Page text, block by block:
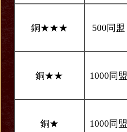
銅★★★ 500同盟
銅★★ 1000同盟
銅★ 1000同盟